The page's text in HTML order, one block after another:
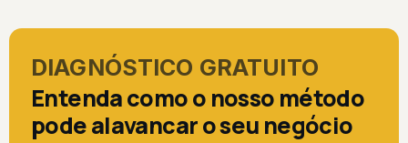
DIAGNÓSTICO GRATUITO
Entenda como o nosso método
pode alavancar o seu negócio